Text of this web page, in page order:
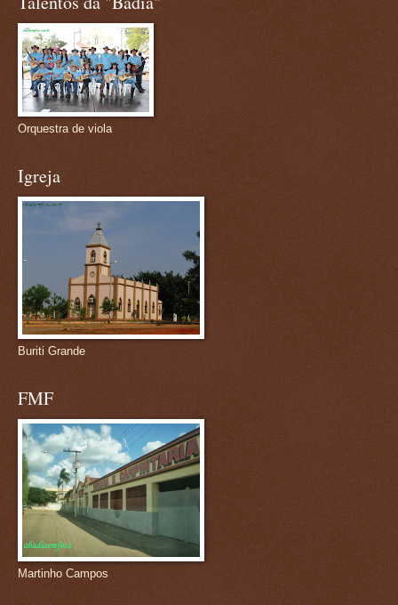
Orquestra de viola
Igreja
Buriti Grande
FMF
Martinho Campos